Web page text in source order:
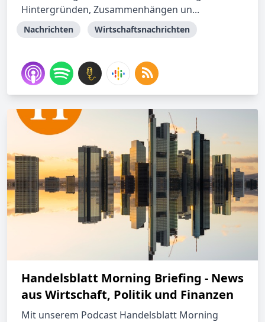
Hintergründen, Zusammenhängen un...
Nachrichten Wirtschaftsnachrichten
Handelsblatt Morning Briefing - News
aus Wirtschaft, Politik und Finanzen
Mit unserem Podcast Handelsblatt Morning